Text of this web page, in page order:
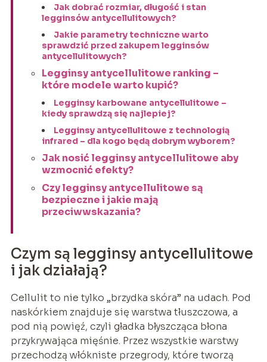
Jak dobrać rozmiar, długość i stan
legginsów antycellulitowych?
Jakie parametry techniczne warto
sprawdzić przed zakupem legginsów
antycellulitowych?
Legginsy antycellulitowe ranking –
które modele warto kupić?
Legginsy karbowane antycellulitowe –
kiedy sprawdzą się najlepiej?
Legginsy antycellulitowe z technologią
infrared – dla kogo będą dobrym wyborem?
Jak nosić legginsy antycellulitowe aby
wzmocnić efekty?
Czy legginsy antycellulitowe są
bezpieczne i jakie mają
przeciwwskazania?
Czym są legginsy antycellulitowe
i jak działają?
Cellulit to nie tylko „brzydka skóra” na udach. Pod
naskórkiem znajduje się warstwa tłuszczowa, a
pod nią powięź, czyli gładka błyszcząca błona
przykrywająca mięśnie. Przez wszystkie warstwy
przechodzą włókniste przegrody, które tworzą